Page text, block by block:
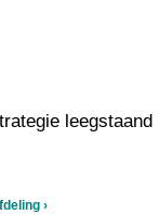
leegstaand
›